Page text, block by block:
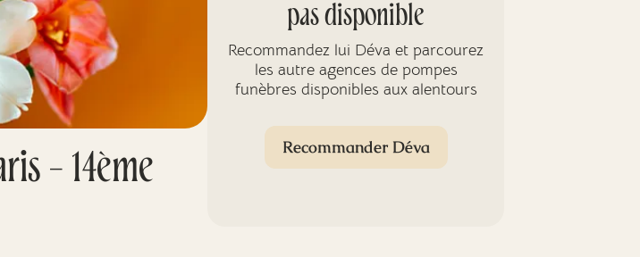
- 14ème
pas disponible
Recommandez lui Déva et parcourez
les autre agences de pompes
funèbres disponibles aux alentours
Recommander Déva